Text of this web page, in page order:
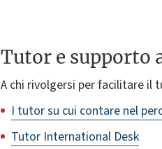
Tutor e supporto
A chi rivolgersi per facilitare il
I tutor su cui contare nel
Tutor International Desk